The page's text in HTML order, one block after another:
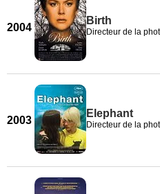
2004
Birth
Directeur de la
2003
Elephant
Directeur de la